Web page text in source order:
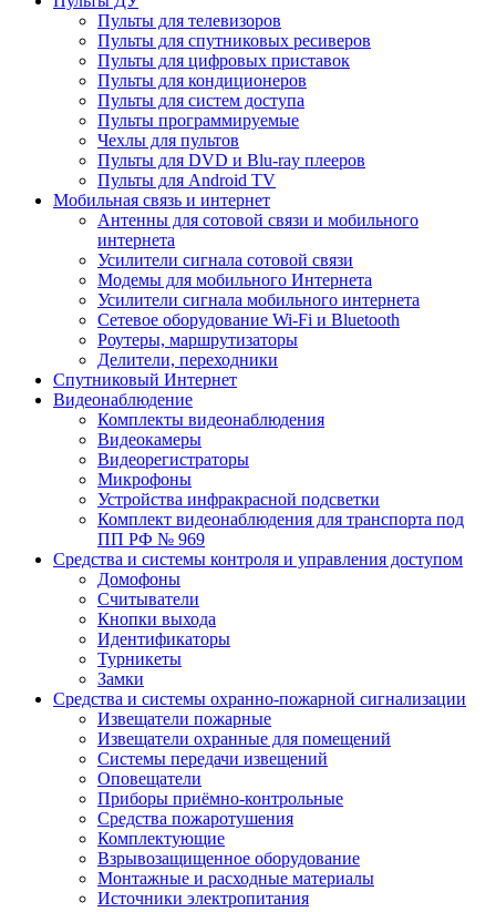
Пульты для телевизоров
Пульты для спутниковых ресиверов
Пульты для цифровых приставок
Пульты для кондиционеров
Пульты для систем доступа
Пульты программируемые
Чехлы для пультов
Пульты для DVD и Blu-ray плееров
Пульты для Android TV
Мобильная связь и интернет
Антенны для сотовой связи и мобильного
интернета
Усилители сигнала сотовой связи
Модемы для мобильного Интернета
Усилители сигнала мобильного интернета
Сетевое оборудование Wi-Fi и Bluetooth
Роутеры, маршрутизаторы
Делители, переходники
Спутниковый Интернет
Видеонаблюдение
Комплекты видеонаблюдения
Видеокамеры
Видеорегистраторы
Микрофоны
Устройства инфракрасной подсветки
Комплект видеонаблюдения для транспорта под
ПП РФ № 969
Средства и системы контроля и управления доступом
Домофоны
Считыватели
Кнопки выхода
Идентификаторы
Турникеты
Замки
Средства и системы охранно-пожарной сигнализации
Извещатели пожарные
Извещатели охранные для помещений
Системы передачи извещений
Оповещатели
Приборы приёмно-контрольные
Средства пожаротушения
Комплектующие
Взрывозащищенное оборудование
Монтажные и расходные материалы
Источники электропитания